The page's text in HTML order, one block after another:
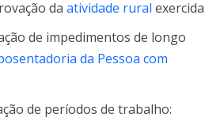
da atividade rural exercida
de impedimentos de longo
da Pessoa com
de períodos de trabalho: